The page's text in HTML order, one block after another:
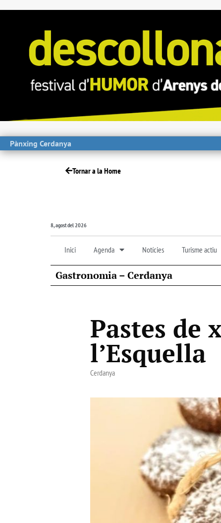
Pànxing Cerdanya
Tornar a la Home
8, agost del 2026
Inici Agenda Notícies Turisme actiu
Gastronomia – Cerdanya
Pastes de
l’Esquella
Cerdanya